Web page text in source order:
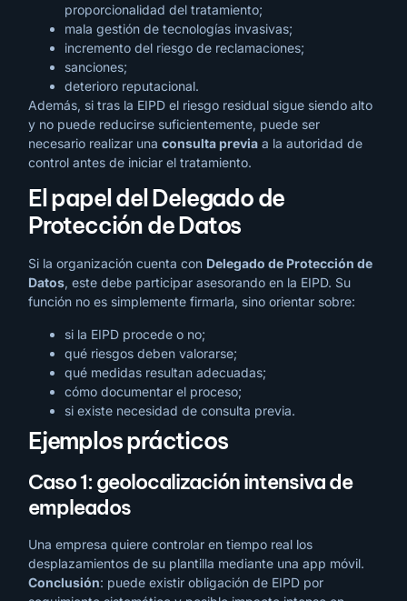
proporcionalidad del tratamiento;
mala gestión de tecnologías invasivas;
incremento del riesgo de reclamaciones;
sanciones;
deterioro reputacional.
Además, si tras la EIPD el riesgo residual sigue siendo alto
y no puede reducirse suficientemente, puede ser
necesario realizar una consulta previa a la autoridad de
control antes de iniciar el tratamiento.
El papel del Delegado de
Protección de Datos
Si la organización cuenta con Delegado de Protección de
Datos, este debe participar asesorando en la EIPD. Su
función no es simplemente firmarla, sino orientar sobre:
si la EIPD procede o no;
qué riesgos deben valorarse;
qué medidas resultan adecuadas;
cómo documentar el proceso;
si existe necesidad de consulta previa.
Ejemplos prácticos
Caso 1: geolocalización intensiva de
empleados
Una empresa quiere controlar en tiempo real los
desplazamientos de su plantilla mediante una app móvil.
Conclusión: puede existir obligación de EIPD por